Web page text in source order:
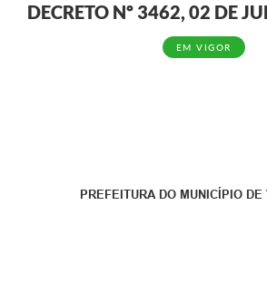
DECRETO Nº 3462, 02 DE
EM VIGOR
PREFEITURA DO MUNICÍPIO DE